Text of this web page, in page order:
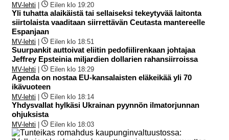
MV-lehti Eilen klo 19:20
Yli tuhatta alaikäistä tai sellaiseksi tekeytyvää laitonta
siirtolaista vaaditaan siirrettävän Ceutasta mantereelle
Espanjaan
MV-lehti Eilen klo 18:51
Suurpankit auttoivat eliitin pedofiilirenkaan johtajaa
Jeffrey Epsteinia miljardien dollarien rahansiirroissa
MV-lehti Eilen klo 18:29
Agenda on nostaa EU-kansalaisten eläkeikää yli 70
ikävuoteen
MV-lehti Eilen klo 18:14
Yhdysvallat hylkäsi Ukrainan pyynnön ilmatorjunnan
ohjuksista
MV-lehti Eilen klo 18:03